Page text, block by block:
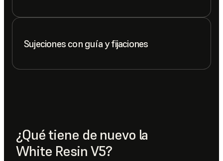
Sujeciones con guía y fijaciones
¿Qué tiene de nuevo la
White Resin V5?